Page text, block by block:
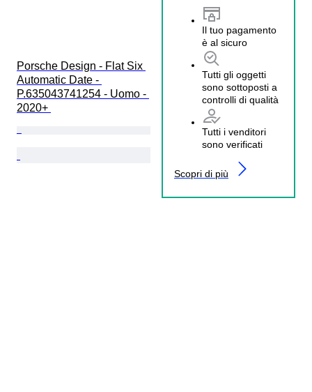
Il tuo pagamento
è al sicuro
Tutti gli oggetti
sono sottoposti a
controlli di qualità
Tutti i venditori
sono verificati
Scopri di più
Porsche Design - Flat Six
Automatic Date -
P.635043741254 - Uomo -
2020+